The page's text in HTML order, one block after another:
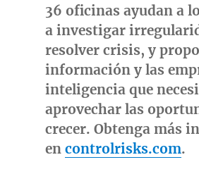
36 oficinas ayudan a
a investigar
resolver crisis, y
información y las
inteligencia que
aprovechar las
crecer. Obtenga más
en controlrisks.com.